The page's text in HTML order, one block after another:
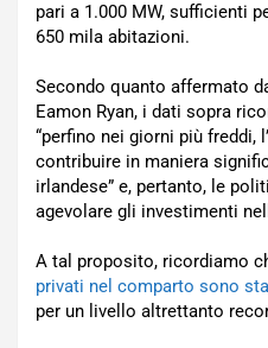
pari a 1.000 MW, sufficienti
650 mila abitazioni.
Secondo quanto affermato
Eamon Ryan, i dati sopra
“perfino nei giorni più freddi,
contribuire in maniera
irlandese” e, pertanto, le
agevolare gli investimenti
A tal proposito, ricordiamo
privati nel comparto sono
per un livello altrettanto